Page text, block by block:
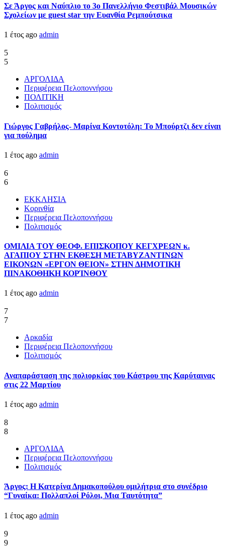
Σε Άργος και Ναύπλιο το 3ο Πανελλήνιο Φεστιβάλ Μουσικών
Σχολείων με guest star την Ευανθία Ρεμπούτσικα
1 έτος ago admin
5
5
ΑΡΓΟΛΙΔΑ
Περιφέρεια Πελοποννήσου
ΠΟΛΙΤΙΚΗ
Πολιτισμός
Γιώργος Γαβρήλος- Μαρίνα Κοντοτόλη: Το Μπούρτζι δεν είναι
για πούλημα
1 έτος ago admin
6
6
ΕΚΚΛΗΣΙΑ
Κορινθία
Περιφέρεια Πελοποννήσου
Πολιτισμός
ΟΜΙΛΙΑ ΤΟΥ ΘΕΟΦ. ΕΠΙΣΚΟΠΟΥ ΚΕΓΧΡΕΩΝ κ.
ΑΓΑΠΙΟΥ ΣΤΗΝ ΕΚΘΕΣΗ ΜΕΤΑΒΥΖΑΝΤΙΝΩΝ
ΕΙΚΟΝΩΝ «ΕΡΓΟΝ ΘΕΙΟΝ» ΣΤΗΝ ΔΗΜΟΤΙΚΗ
ΠΙΝΑΚΟΘΗΚΗ ΚΟΡΊΝΘΟΥ
1 έτος ago admin
7
7
Αρκαδία
Περιφέρεια Πελοποννήσου
Πολιτισμός
Αναπαράσταση της πολιορκίας του Κάστρου της Καρύταινας
στις 22 Μαρτίου
1 έτος ago admin
8
8
ΑΡΓΟΛΙΔΑ
Περιφέρεια Πελοποννήσου
Πολιτισμός
Άργος: Η Κατερίνα Δημακοπούλου ομιλήτρια στο συνέδριο
“Γυναίκα: Πολλαπλοί Ρόλοι, Μια Ταυτότητα”
1 έτος ago admin
9
9